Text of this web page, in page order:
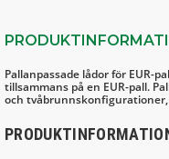
Pallanpassade lådor för EUR-
tillsammans på en EUR-pall.
och